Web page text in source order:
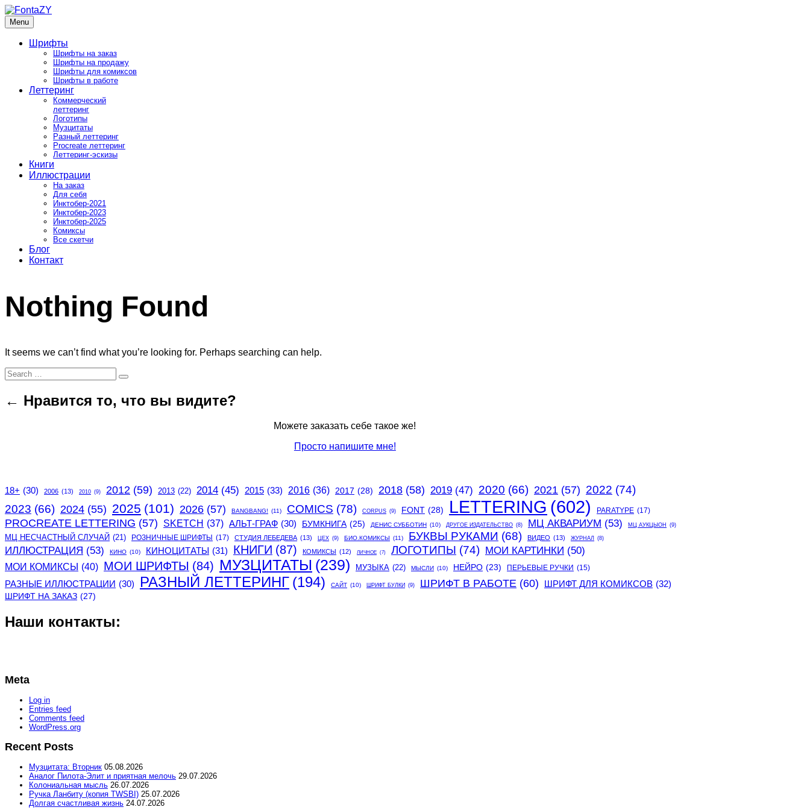
Skip
to
content
FontaZY
Fonts and pictures by Zakhar Yaschin
Menu
Шрифты
Шрифты на заказ
Шрифты на продажу
Шрифты для комиксов
Шрифты в работе
Леттеринг
Коммерческий
леттеринг
Логотипы
Музцитаты
Разный леттеринг
Procreate леттеринг
Леттеринг-эскизы
Книги
Иллюстрации
На заказ
Для себя
Инктобер-2021
Инктобер-2023
Инктобер-2025
Комиксы
Все скетчи
Блог
Контакт
Nothing Found
It seems we can’t find what you’re looking for. Perhaps searching can help.
Search
for:
Search
← Нравится то, что вы видите?
Можете заказать себе такое же!
Просто напишите мне!
18+ (30) 2006 (13) 2010 (9) 2012 (59) 2013 (22) 2014 (45) 2015 (33) 2016 (36) 2017 (28) 2018 (58) 2019 (47) 2020 (66) 2021 (57) 2022 (74)
2023 (66) 2024 (55) 2025 (101) 2026 (57) BANGBANG! (11) COMICS (78) CORPUS (9) FONT (28) LETTERING (602) PARATYPE (17)
PROCREATE LETTERING (57) SKETCH (37) АЛЬТ-ГРАФ (30) БУМКНИГА (25) ДЕНИС СУББОТИН (10) ДРУГОЕ ИЗДАТЕЛЬСТВО (8) МЦ АКВАРИУМ (53) МЦ АУКЦЫОН (9)
МЦ НЕСЧАСТНЫЙ СЛУЧАЙ (21) РОЗНИЧНЫЕ ШРИФТЫ (17) СТУДИЯ ЛЕБЕДЕВА (13) ЦЕХ (9) БИО.КОМИКСЫ (11) БУКВЫ РУКАМИ (68) ВИДЕО (13) ЖУРНАЛ (8)
ИЛЛЮСТРАЦИЯ (53) КИНО (10) КИНОЦИТАТЫ (31) КНИГИ (87) КОМИКСЫ (12) ЛИЧНОЕ (7) ЛОГОТИПЫ (74) МОИ КАРТИНКИ (50)
МОИ КОМИКСЫ (40) МОИ ШРИФТЫ (84) МУЗЦИТАТЫ (239) МУЗЫКА (22) МЫСЛИ (10) НЕЙРО (23) ПЕРЬЕВЫЕ РУЧКИ (15)
РАЗНЫЕ ИЛЛЮСТРАЦИИ (30) РАЗНЫЙ ЛЕТТЕРИНГ (194) САЙТ (10) ШРИФТ БУЛКИ (9) ШРИФТ В РАБОТЕ (60) ШРИФТ ДЛЯ КОМИКСОВ (32)
ШРИФТ НА ЗАКАЗ (27)
Наши контакты:
Meta
Log in
Entries feed
Comments feed
WordPress.org
Recent Posts
Музцитата: Вторник 05.08.2026
Аналог Пилота-Элит и приятная мелочь 29.07.2026
Колониальная мысль 26.07.2026
Ручка Ланбиту (копия TWSBI) 25.07.2026
Долгая счастливая жизнь 24.07.2026